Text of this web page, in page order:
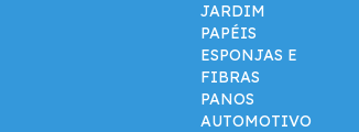
JARDIM
PAPÉIS
ESPONJAS E
FIBRAS
PANOS
AUTOMOTIVO